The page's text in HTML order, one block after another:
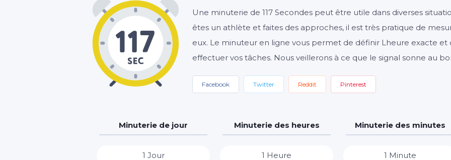
Une minuterie de 117 Secondes peut être utile dans diverses
êtes un athlète et faites des approches, il est très pratique de
eux. Le minuteur en ligne vous permet de définir Lheure exacte
effectuer vos tâches. Nous veillerons à ce que le signal sonne au
Facebook Twitter Reddit Pinterest
Minuterie de jour
1 Jour
Minuterie des heures
1 Heure
Minuterie des minutes
1 Minute